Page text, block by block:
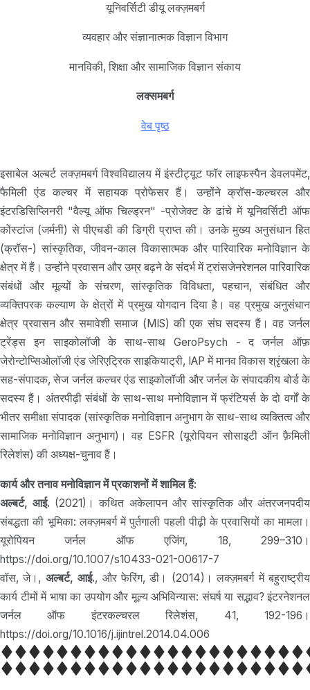
यूनिवर्सिटी डीयू लक्ज़मबर्ग
व्यवहार और संज्ञानात्मक विज्ञान विभाग
मानविकी, शिक्षा और सामाजिक विज्ञान संकाय
लक्समबर्ग
वेब पृष्ठ
इसाबेल अल्बर्ट लक्ज़मबर्ग विश्वविद्यालय में इंस्टीट्यूट फॉर लाइफस्पैन डेवलपमेंट,
फैमिली एंड कल्चर में सहायक प्रोफेसर हैं। उन्होंने क्रॉस-कल्चरल और
इंटरडिसिप्लिनरी "वैल्यू ऑफ चिल्ड्रन" -प्रोजेक्ट के ढांचे में यूनिवर्सिटी ऑफ
कोंस्टांज (जर्मनी) से पीएचडी की डिग्री प्राप्त की। उनके मुख्य अनुसंधान हित
(क्रॉस-) सांस्कृतिक, जीवन-काल विकासात्मक और पारिवारिक मनोविज्ञान के
क्षेत्र में हैं। उन्होंने प्रवासन और उम्र बढ़ने के संदर्भ में ट्रांसजेनरेशनल पारिवारिक
संबंधों और मूल्यों के संचरण, सांस्कृतिक विविधता, पहचान, संबंधित और
व्यक्तिपरक कल्याण के क्षेत्रों में प्रमुख योगदान दिया है। वह प्रमुख अनुसंधान
क्षेत्र प्रवासन और समावेशी समाज (MIS) की एक संघ सदस्य हैं। वह जर्नल
ट्रेंड्स इन साइकोलॉजी के साथ-साथ GeroPsych - द जर्नल ऑफ़
जेरोन्टोप्सिओलॉजी एंड जेरिएट्रिक साइकियाट्री, IAP में मानव विकास श्रृंखला के
सह-संपादक, सेज जर्नल कल्चर एंड साइकोलॉजी और जर्नल के संपादकीय बोर्ड के
सदस्य हैं। अंतरपीढ़ी संबंधों के साथ-साथ मनोविज्ञान में फ्रंटियर्स के दो वर्गों के
भीतर समीक्षा संपादक (सांस्कृतिक मनोविज्ञान अनुभाग के साथ-साथ व्यक्तित्व और
सामाजिक मनोविज्ञान अनुभाग)। वह ESFR (यूरोपियन सोसाइटी ऑन फ़ैमिली
रिलेशंस) की अध्यक्ष-चुनाव हैं।
कार्य और तनाव मनोविज्ञान में प्रकाशनों में शामिल हैं:
अल्बर्ट, आई. (2021)। कथित अकेलापन और सांस्कृतिक और अंतरजनपदीय
संबद्धता की भूमिका: लक्ज़मबर्ग में पुर्तगाली पहली पीढ़ी के प्रवासियों का मामला।
यूरोपियन जर्नल ऑफ एजिंग, 18, 299–310।
https://doi.org/10.1007/s10433-021-00617-7
वॉस, जे।, अल्बर्ट, आई., और फेरिंग, डी। (2014)। लक्ज़मबर्ग में बहुराष्ट्रीय
कार्य टीमों में भाषा का उपयोग और मूल्य अभिविन्यास: संघर्ष या सद्भाव? इंटरनेशनल
जर्नल ऑफ इंटरकल्चरल रिलेशंस, 41, 192-196।
https://doi.org/10.1016/j.ijintrel.2014.04.006